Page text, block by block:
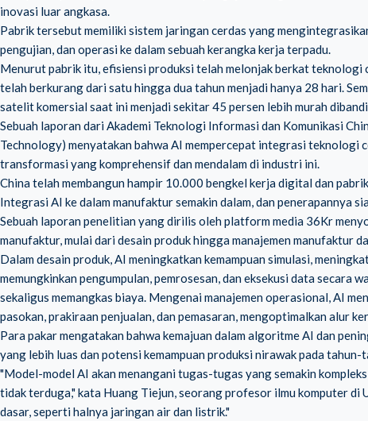
inovasi luar angkasa.
Pabrik tersebut memiliki sistem jaringan cerdas yang
pengujian, dan operasi ke dalam sebuah kerangka kerja terpadu.
Menurut pabrik itu, efisiensi produksi telah melonjak berkat
telah berkurang dari satu hingga dua tahun menjadi hanya 28 hari.
satelit komersial saat ini menjadi sekitar 45 persen lebih murah
Sebuah laporan dari Akademi Teknologi Informasi dan Komunikasi
Technology) menyatakan bahwa AI mempercepat integrasi teknologi
transformasi yang komprehensif dan mendalam di industri ini.
China telah membangun hampir 10.000 bengkel kerja digital dan
Integrasi AI ke dalam manufaktur semakin dalam, dan penerapannya
Sebuah laporan penelitian yang dirilis oleh platform media 36Kr
manufaktur, mulai dari desain produk hingga manajemen manufaktur
Dalam desain produk, AI meningkatkan kemampuan simulasi,
memungkinkan pengumpulan, pemrosesan, dan eksekusi data
sekaligus memangkas biaya. Mengenai manajemen operasional, AI
pasokan, prakiraan penjualan, dan pemasaran, mengoptimalkan alur
Para pakar mengatakan bahwa kemajuan dalam algoritme AI dan
yang lebih luas dan potensi kemampuan produksi nirawak pada tahun-
"Model-model AI akan menangani tugas-tugas yang semakin
tidak terduga," kata Huang Tiejun, seorang profesor ilmu komputer
dasar, seperti halnya jaringan air dan listrik."